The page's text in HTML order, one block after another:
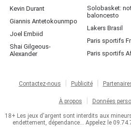
Kevin Durant
Giannis Antetokounmpo
Joel Embiid
Shai Gilgeous-
Alexander
Solobasket:
baloncesto
Lakers Brasil
Paris sportifs
Paris sportifs
Contactez-nous Publicité
À propos Données
18+ Les jeux d'argent sont interdits aux
endettement, dépendance... Appelez le